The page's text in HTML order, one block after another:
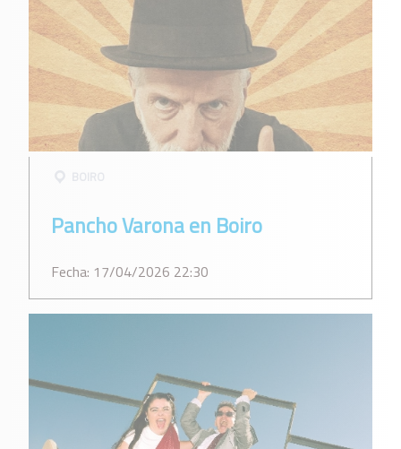
Pancho Varona en Boiro
Fecha: 17/04/2026 22:30